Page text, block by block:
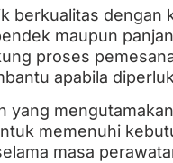
berkualitas dengan
maupun
proses
apabila
yang
memenuhi
masa